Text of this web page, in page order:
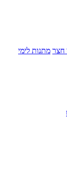
חצר מתנות לימי